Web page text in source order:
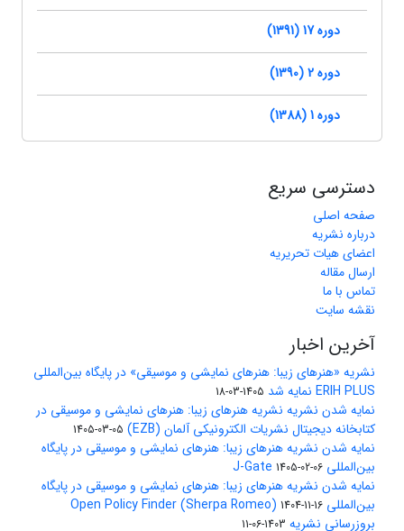
دوره 17 (1391)
دوره 2 (1390)
دوره 1 (1388)
دسترسی سریع
صفحه اصلی
درباره نشریه
اعضای هیات تحریریه
ارسال مقاله
تماس با ما
نقشه سایت
آخرین اخبار
نشریه «هنرهای زیبا: هنرهای نمایشی و موسیقی» در پایگاه بین‌المللی
ERIH PLUS نمایه شد
1405-03-18
نمایه شدن نشریه نشریه هنرهای زیبا: هنرهای نمایشی و موسیقی در
کتابخانه دیجیتال نشریات الکترونیکی آلمان (EZB)
1405-03-05
نمایه شدن نشریه هنرهای زیبا: هنرهای نمایشی و موسیقی در پایگاه
بین‌المللی J-Gate 1405-02-06
نمایه شدن نشریه هنرهای زیبا: هنرهای نمایشی و موسیقی در پایگاه
بین‌المللی Open Policy Finder (Sherpa Romeo) 1404-11-16
بروزرسانی نشریه 1403-06-11